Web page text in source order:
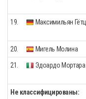
19. Максимильян Гётц
20. Мигель Молина
21. Эдоардо Мортара
Не классифицированы: